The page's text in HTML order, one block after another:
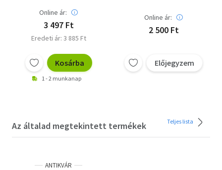
Online ár:
3 497 Ft
Eredeti ár: 3 885 Ft
Kosárba
1 - 2 munkanap
Online ár:
2 500 Ft
Előjegyzem
Az általad megtekintett termékek Teljes lista
ANTIKVÁR